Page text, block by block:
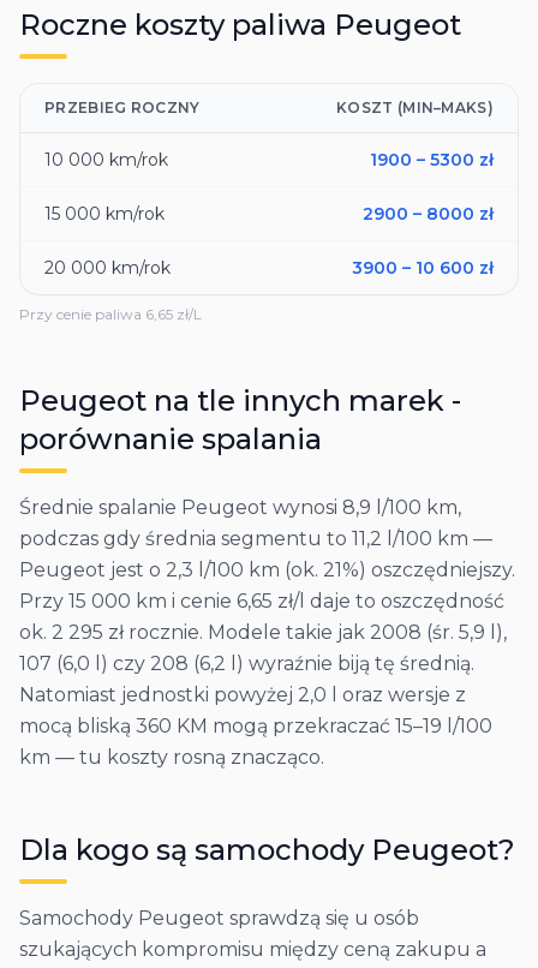
Roczne koszty paliwa Peugeot
PRZEBIEG ROCZNY KOSZT (MIN–MAKS)
10 000 km/rok 1900 – 5300 zł
15 000 km/rok 2900 – 8000 zł
20 000 km/rok 3900 – 10 600 zł
Przy cenie paliwa 6,65 zł/L
Peugeot na tle innych marek -
porównanie spalania
Średnie spalanie Peugeot wynosi 8,9 l/100 km,
podczas gdy średnia segmentu to 11,2 l/100 km —
Peugeot jest o 2,3 l/100 km (ok. 21%) oszczędniejszy.
Przy 15 000 km i cenie 6,65 zł/l daje to oszczędność
ok. 2 295 zł rocznie. Modele takie jak 2008 (śr. 5,9 l),
107 (6,0 l) czy 208 (6,2 l) wyraźnie biją tę średnią.
Natomiast jednostki powyżej 2,0 l oraz wersje z
mocą bliską 360 KM mogą przekraczać 15–19 l/100
km — tu koszty rosną znacząco.
Dla kogo są samochody Peugeot?
Samochody Peugeot sprawdzą się u osób
szukających kompromisu między ceną zakupu a